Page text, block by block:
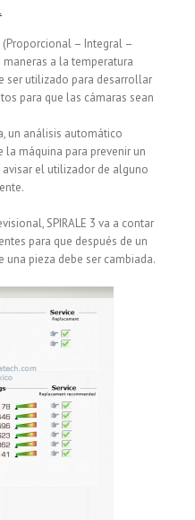
(Proporcional – Integral –
a la temperatura
ser utilizado para desarrollar
para que las cámaras sean
un análisis automático
máquina para prevenir un
el utilizador de alguno
SPIRALE 3 va a contar
para que después de un
pieza debe ser cambiada.